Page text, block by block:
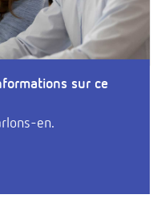
sur ce
en.